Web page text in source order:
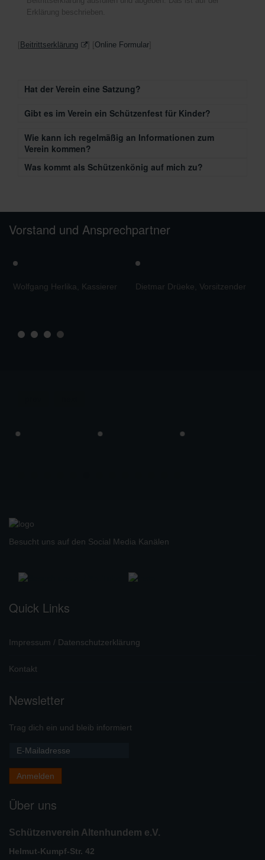
Erklärung beschrieben.
Beitrittserklärung Online Formular
Hat der Verein eine Satzung?
Gibt es im Verein ein Schützenfest für Kinder?
Wie kann ich regelmäßig an Informationen zum
Verein kommen?
Was kommt als Schützenkönig auf mich zu?
Vorstand und Ansprechpartner
Wolfgang Herlika, Kassierer Dietmar Drüeke, Vorsitzender
Besucht uns auf den Social Media Kanälen
Quick Links
Impressum / Datenschutzerklärung
Kontakt
Newsletter
Trag dich ein und bleib informiert
Über uns
Schützenverein Altenhundem e.V.
Helmut-Kumpf-Str. 42